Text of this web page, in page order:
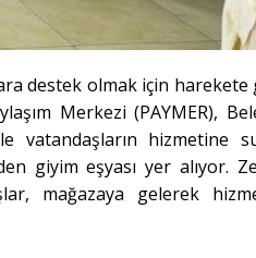
destek olmak için harekete
Merkezi (PAYMER),
vatandaşların hizmetine
giyim eşyası yer alıyor.
mağazaya gelerek